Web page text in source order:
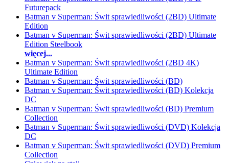
Futurepack
Batman v Superman: Świt sprawiedliwości (2BD) Ultimate
Edition
Batman v Superman: Świt sprawiedliwości (2BD) Ultimate
Edition Steelbook
więcej...
Batman v Superman: Świt sprawiedliwości (2BD 4K)
Ultimate Edition
Batman v Superman: Świt sprawiedliwości (BD)
Batman v Superman: Świt sprawiedliwości (BD) Kolekcja
DC
Batman v Superman: Świt sprawiedliwości (BD) Premium
Collection
Batman v Superman: Świt sprawiedliwości (DVD) Kolekcja
DC
Batman v Superman: Świt sprawiedliwości (DVD) Premium
Collection